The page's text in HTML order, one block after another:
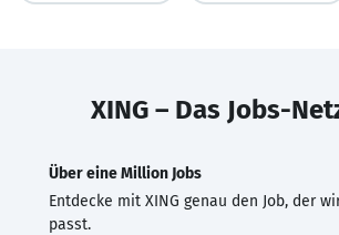
XING – Das Jobs-
Über eine Million Jobs
Entdecke mit XING genau den Job, der
passt.